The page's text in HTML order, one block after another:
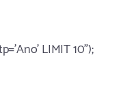
LIMIT 10");